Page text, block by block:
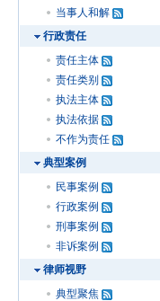
当事人和解
行政责任
责任主体
责任类别
执法主体
执法依据
不作为责任
典型案例
民事案例
行政案例
刑事案例
非诉案例
律师视野
典型聚焦